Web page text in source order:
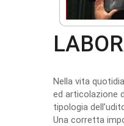
Nella vita
ed articolazione
tipologia
Una corretta